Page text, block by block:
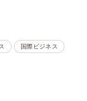
国際ビジネス